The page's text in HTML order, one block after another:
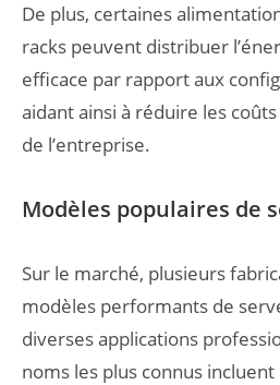
De plus, certaines
racks peuvent distribuer
efficace par rapport aux
aidant ainsi à réduire les
de l’entreprise.
Modèles populaires de
Sur le marché, plusieurs
modèles performants de
diverses applications
noms les plus connus incluent